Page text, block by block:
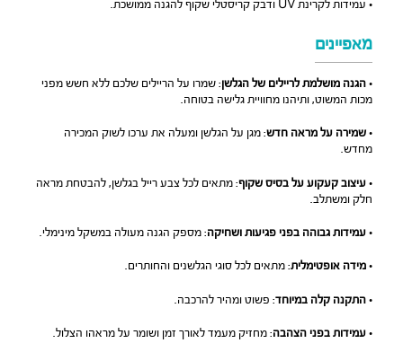
• עמידות לקרינת UV ודבק קריסטלי שקוף להגנה ממושכת.
מאפיינים
• הגנה מושלמת לריילים של הגלשן: שמרו על הריילים שלכם ללא חשש מפני
מכות המשוט, ותיהנו מחוויית גלישה בטוחה.
• שמירה על מראה חדש: מגן על הגלשן ומעלה את ערכו לשוק המכירה
מחדש.
• עיצוב קעקוע על בסיס שקוף: מתאים לכל צבע רייל בגלשן, להבטחת מראה
חלק ומשתלב.
• עמידות גבוהה בפני פגיעות ושחיקה: מספק הגנה מעולה במשקל מינימלי.
• מידה אופטימלית: מתאים לכל סוגי הגלשנים והחותרים.
• התקנה קלה במיוחד: פשוט ומהיר להרכבה.
• עמידות בפני הצהבה: מחזיק מעמד לאורך זמן ושומר על מראהו הצלול.